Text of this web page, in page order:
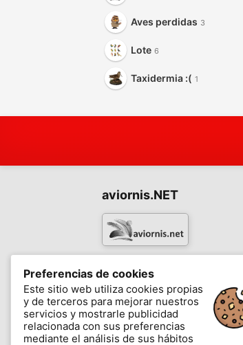
Aves perdidas 3
Lote 6
Taxidermia :( 1
aviornis.NET
-
Mensajes Mis favoritos Blog
Preferencias de cookies
Este sitio web utiliza cookies propias
y de terceros para mejorar nuestros
servicios y mostrarle publicidad
relacionada con sus preferencias
mediante el análisis de sus hábitos